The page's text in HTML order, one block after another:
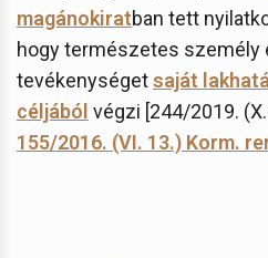
magánokiratban tett
hogy természetes személy
tevékenységetsaját
céljából végzi [244/2019.
155/2016. (VI. 13.) Korm.